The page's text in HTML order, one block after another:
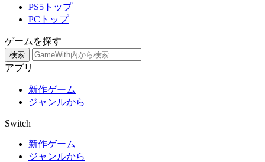
PS5トップ
PCトップ
ゲームを探す
検索
アプリ
新作ゲーム
ジャンルから
Switch
新作ゲーム
ジャンルから